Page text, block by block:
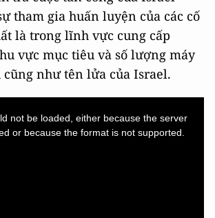
tham gia huấn luyện của các cố
là trong lĩnh vực cung cấp
vực mục tiêu và số lượng máy
cũng như tên lửa của Israel.
not be loaded, either because the server
or because the format is not supported.